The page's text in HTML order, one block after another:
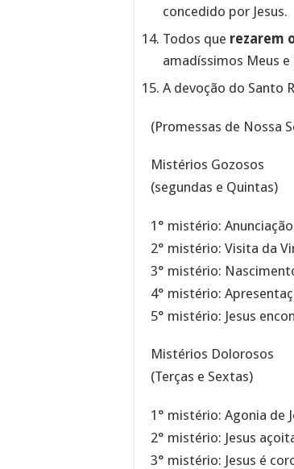
concedido por Jesus.
Todos que rezarem
amadíssimos Meus e
A devoção do Santo
(Promessas de Nossa
Mistérios Gozosos
(segundas e Quintas)
1° mistério:
2° mistério: Visita da
3° mistério:
4° mistério:
5° mistério: Jesus
Mistérios Dolorosos
(Terças e Sextas)
1° mistério: Agonia de
2° mistério: Jesus
3° mistério: Jesus é